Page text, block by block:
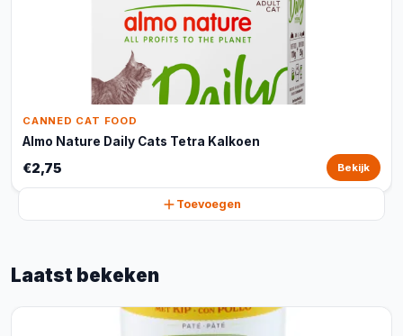
CANNED CAT FOOD
Almo Nature Daily Cats Tetra Kalkoen
€2,75 Bekijk
Toevoegen
Laatst bekeken